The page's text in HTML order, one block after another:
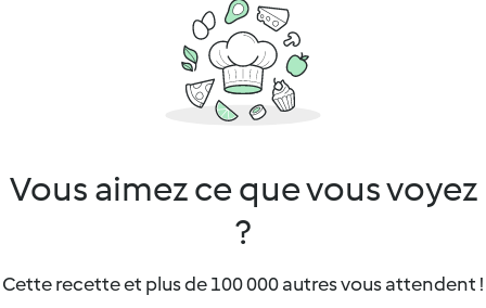
Vous aimez ce que vous voyez
?
Cette recette et plus de 100 000 autres vous attendent !